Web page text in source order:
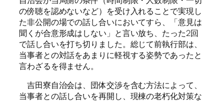
の傍聴を認めないなど）を受け入れることで実現し
た非公開の場での話し合いにおいてすら、「意見は
聞くが合意形成はしない」と言い放ち、たった2回
で話し合いを打ち切りました。総じて前執行部は、
当事者との対話をあまりに軽視する姿勢であったと
言わざるを得ません。
吉田寮自治会は、団体交渉を含む方法によって、
当事者との話し合いを再開し、現棟の老朽化対策な